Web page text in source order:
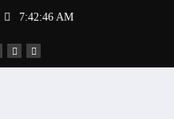
7:42:47 AM